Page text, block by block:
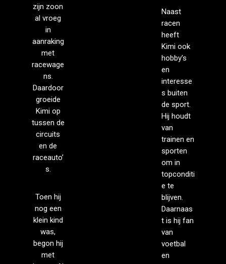
zijn zoon
al vroeg
in
aanraking
met
racewage
ns.
Daardoor
groeide
Kimi op
tussen de
circuits
en de
raceauto’
s.
Toen hij
nog een
klein kind
was,
begon hij
met
Naast
racen
heeft
Kimi ook
hobby’s
en
interesse
s buiten
de sport.
Hij houdt
van
trainen en
sporten
om in
topconditi
e te
blijven.
Daarnaas
t is hij fan
van
voetbal
en